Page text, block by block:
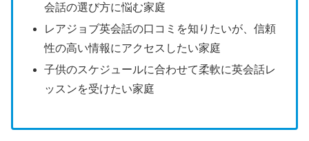
会話の選び方に悩む家庭
レアジョブ英会話の口コミを知りたいが、信頼
性の高い情報にアクセスしたい家庭
子供のスケジュールに合わせて柔軟に英会話レ
ッスンを受けたい家庭